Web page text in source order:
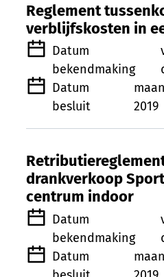
Reglement
verblijfskosten in
Datum
bekendmaking
Datum
besluit
2019
drankverkoop
centrum indoor
Datum
bekendmaking
Datum